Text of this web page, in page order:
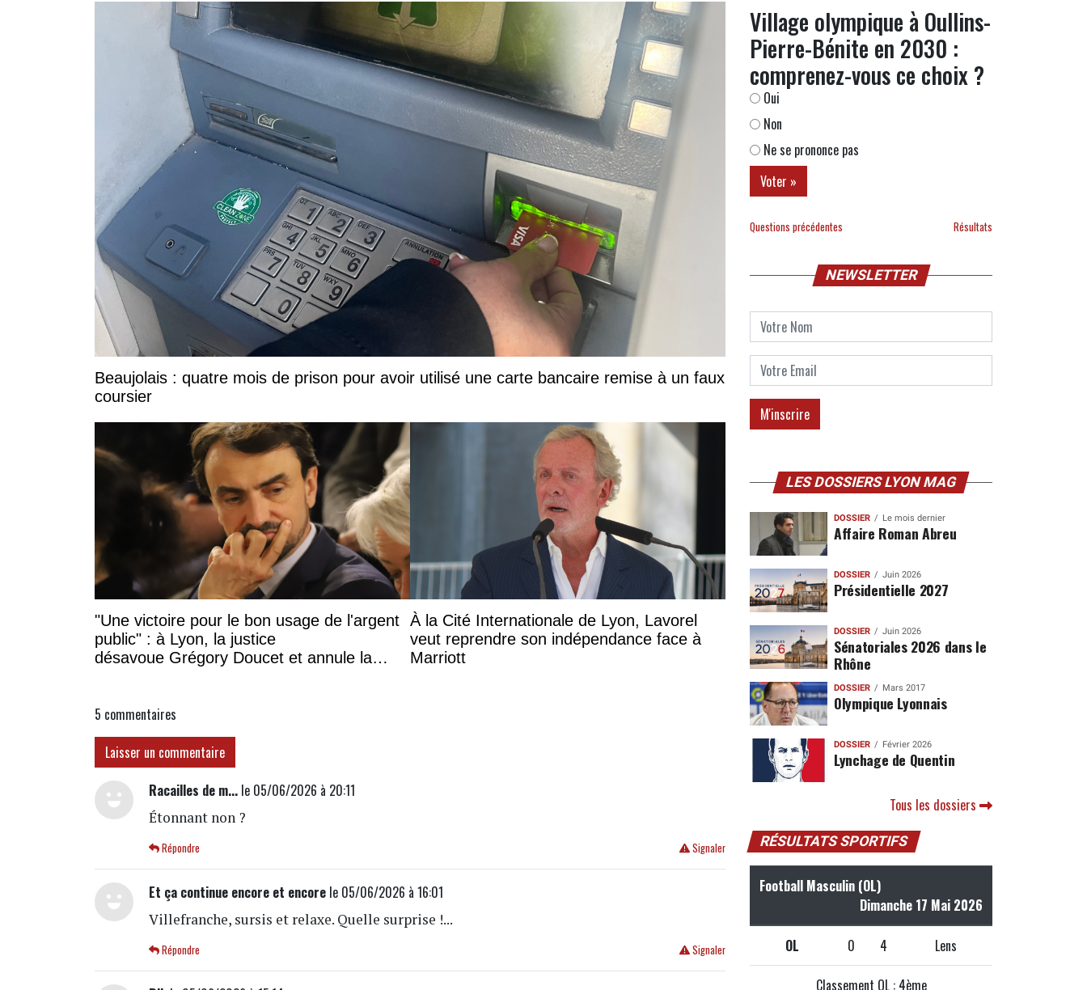
Beaujolais : quatre mois de prison pour avoir utilisé une carte bancaire remise à un faux
coursier
"Une victoire pour le bon usage de l'argent
public" : à Lyon, la justice
désavoue Grégory Doucet et annule la
À la Cité Internationale de Lyon, Lavorel
veut reprendre son indépendance face à
Marriott
5 commentaires
Laisser un commentaire
Racailles de m... le 05/06/2026 à 20:11
Étonnant non ?
Signaler
Répondre
Et ça continue encore et encore le 05/06/2026 à 16:01
Villefranche, sursis et relaxe. Quelle surprise !...
Signaler
Répondre
Village olympique à Oullins-
Pierre-Bénite en 2030 :
comprenez-vous ce choix ?
Oui
Non
Ne se prononce pas
Questions précédentes Résultats
NEWSLETTER
LES DOSSIERS LYON MAG
DOSSIER Le mois dernier
Affaire Roman Abreu
DOSSIER Juin 2026
Présidentielle 2027
DOSSIER Juin 2026
Sénatoriales 2026 dans le
Rhône
DOSSIER Mars 2017
Olympique Lyonnais
DOSSIER Février 2026
Lynchage de Quentin
Tous les dossiers
RÉSULTATS SPORTIFS
Football Masculin (OL)
Dimanche 17 Mai 2026
OL 0 4 Lens
Classement OL : 4ème